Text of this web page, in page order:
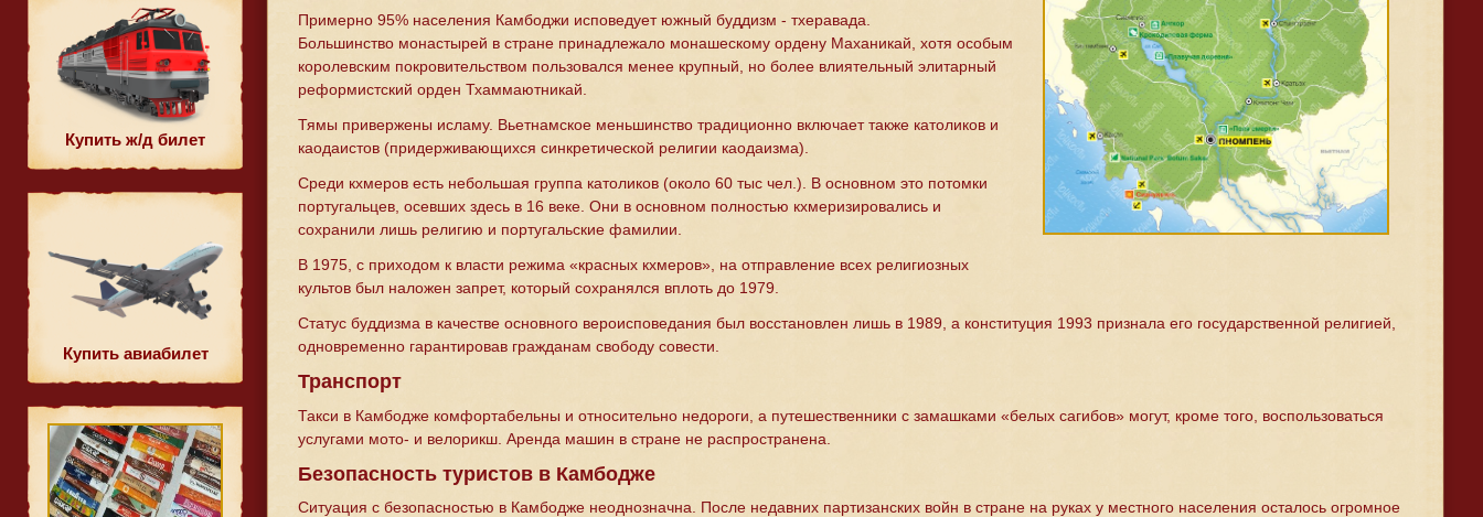
Купить ж/д билет
Купить авиабилет
Примерно 95% населения Камбоджи исповедует южный буддизм - тхеравада.
Большинство монастырей в стране принадлежало монашескому ордену Маханикай, хотя особым
королевским покровительством пользовался менее крупный, но более влиятельный элитарный
реформистский орден Тхаммаютникай.
Тямы привержены исламу. Вьетнамское меньшинство традиционно включает также католиков и
каодаистов (придерживающихся синкретической религии каодаизма).
Среди кхмеров есть небольшая группа католиков (около 60 тыс чел.). В основном это потомки
португальцев, осевших здесь в 16 веке. Они в основном полностью кхмеризировались и
сохранили лишь религию и португальские фамилии.
В 1975, с приходом к власти режима «красных кхмеров», на отправление всех религиозных
культов был наложен запрет, который сохранялся вплоть до 1979.
Статус буддизма в качестве основного вероисповедания был восстановлен лишь в 1989, а конституция 1993 признала его государственной религией,
одновременно гарантировав гражданам свободу совести.
Транспорт
Такси в Камбодже комфортабельны и относительно недороги, а путешественники с замашками «белых сагибов» могут, кроме того, воспользоваться
услугами мото- и велорикш. Аренда машин в стране не распространена.
Безопасность туристов в Камбодже
Ситуация с безопасностью в Камбодже неоднозначна. После недавних партизанских войн в стране на руках у местного населения осталось огромное